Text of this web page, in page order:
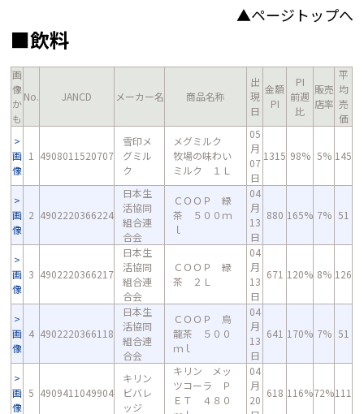
▲ページトップへ
■飲料
画
像
か
も
No. JANCD メーカー名 商品名称
出
現
日
金額
PI
PI
前週
比
販売
店率
平
均
売
価
画
像
1 4908011520707
雪印メ
グミル
ク
メグミルク
牧場の味わい
ミルク １Ｌ
05
月
07
日
1315 98% 5% 145
画
像
2 4902220366224
日本生
活協同
組合連
合会
ＣＯＯＰ 緑
茶 ５００ｍ
ｌ
04
月
13
日
880 165% 7% 51
画
像
3 4902220366217
日本生
活協同
組合連
合会
ＣＯＯＰ 緑
茶 ２Ｌ
04
月
13
日
671 120% 8% 126
画
像
4 4902220366118
日本生
活協同
組合連
合会
ＣＯＯＰ 烏
龍茶 ５００
ｍｌ
04
月
13
日
641 170% 7% 51
画
像
5 4909411049904
キリン
ビバレ
ッジ
キリン メッ
ツコーラ Ｐ
ＥＴ ４８０
04
月
20
618 116%72%111